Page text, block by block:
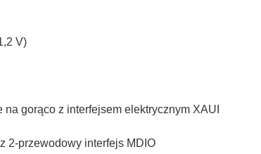
V)
na gorąco z interfejsem elektrycznym XAUI
2-przewodowy interfejs MDIO